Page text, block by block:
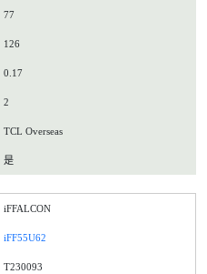
77
126
0.17
2
TCL Overseas
是
iFFALCON
iFF55U62
T230093